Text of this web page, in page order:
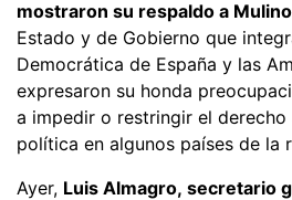
mostraron su respaldo a
Estado y de Gobierno que
Democrática de España y las
expresaron su honda
a impedir o restringir el
política en algunos países de la
Ayer, Luis Almagro, secretario